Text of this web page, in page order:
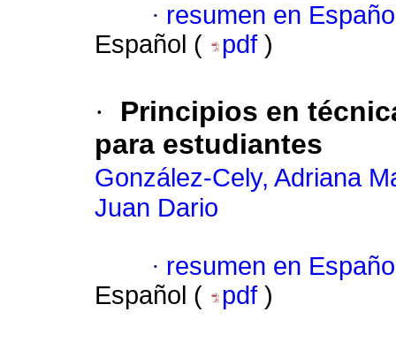
· resumen en
Español (
pdf )
·
Principios en
para estudiantes
González-Cely, Adriana
Juan Dario
· resumen en
Español (
pdf )